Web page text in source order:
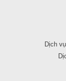
Dịch